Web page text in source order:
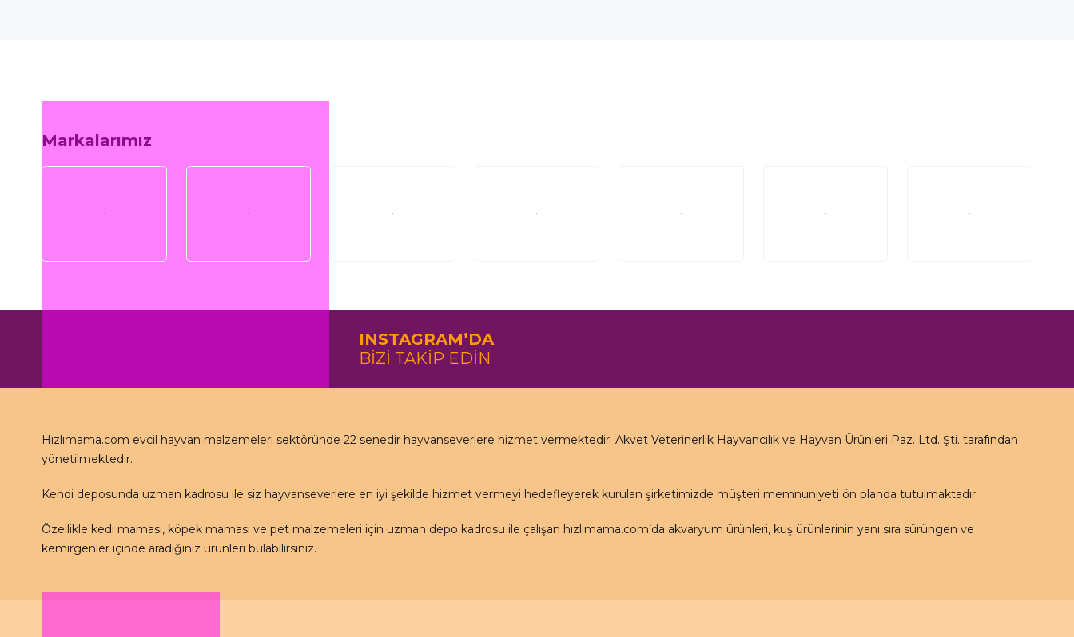
Markalarımız
INSTAGRAM’DA
BİZİ TAKİP EDİN
Hızlımama.com evcil hayvan malzemeleri sektöründe 22 senedir hayvanseverlere hizmet vermektedir. Akvet Veterinerlik Hayvancılık ve Hayvan Ürünleri Paz. Ltd. Şti. tarafından
yönetilmektedir.
Kendi deposunda uzman kadrosu ile siz hayvanseverlere en iyi şekilde hizmet vermeyi hedefleyerek kurulan şirketimizde müşteri memnuniyeti ön planda tutulmaktadır.
Özellikle kedi maması, köpek maması ve pet malzemeleri için uzman depo kadrosu ile çalışan hızlımama.com’da akvaryum ürünleri, kuş ürünlerinin yanı sıra sürüngen ve
kemirgenler içinde aradığınız ürünleri bulabilirsiniz.